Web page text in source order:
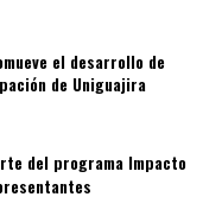
el desarrollo de
de Uniguajira
del programa Impacto